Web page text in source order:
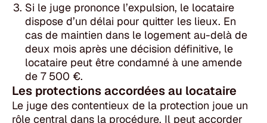
Si le juge prononce l’expulsion, le locataire
dispose d’un délai pour quitter les lieux. En
cas de maintien dans le logement au-delà de
deux mois après une décision définitive, le
locataire peut être condamné à une amende
de 7 500 €.
Les protections accordées au locataire
Le juge des contentieux de la protection joue un
rôle central dans la procédure. Il peut accorder